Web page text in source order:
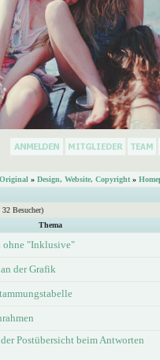
» Design, Website, Copyright »
Besucher)
Thema
ohne "Inklusive"
der Grafik
Postübersicht beim Antworten